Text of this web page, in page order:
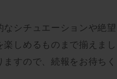
シチュエーションや絶望
しめるものまで揃えまし
すので、続報をお待ちく